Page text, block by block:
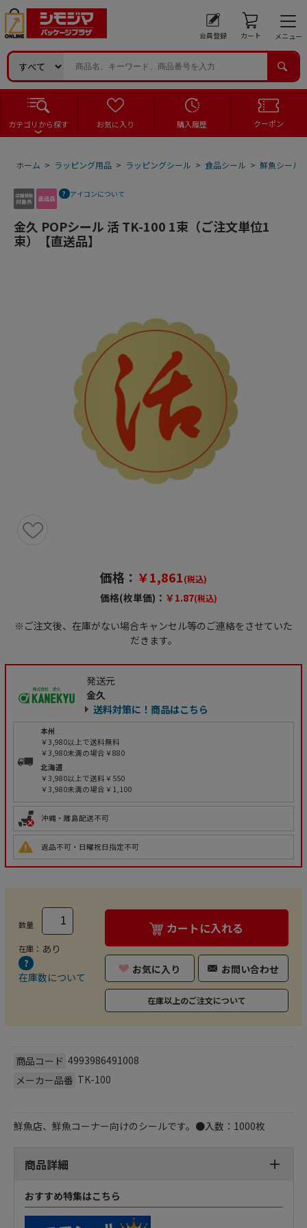
会員登録 カート メニュー
カテゴリから探す お気に入り 購入履歴 クーポン
ホーム > ラッピング用品 > ラッピングシール > 食品シール > 鮮魚シール
アイコンについて
金久 POPシール 活 TK-100 1束（ご注文単位1
束）【直送品】
価格： ￥1,861(税込)
価格(枚単価)： ￥1.87(税込)
※ご注文後、在庫がない場合キャンセル等のご連絡をさせていた
だきます。
発送元
金久
送料対策に！商品はこちら
本州
￥3,980以上で送料無料
￥3,980未満の場合￥880
北海道
￥3,980以上で送料￥550
￥3,980未満の場合￥1,100
沖縄・離島配送不可
返品不可・日曜祝日指定不可
数量
在庫： あり
在庫数について
カートに入れる
お気に入り お問い合わせ
在庫以上のご注文について
商品コード 4993986491008
メーカー品番 TK-100
鮮魚店、鮮魚コーナー向けのシールです。●入数：1000枚
商品詳細
おすすめ特集はこちら